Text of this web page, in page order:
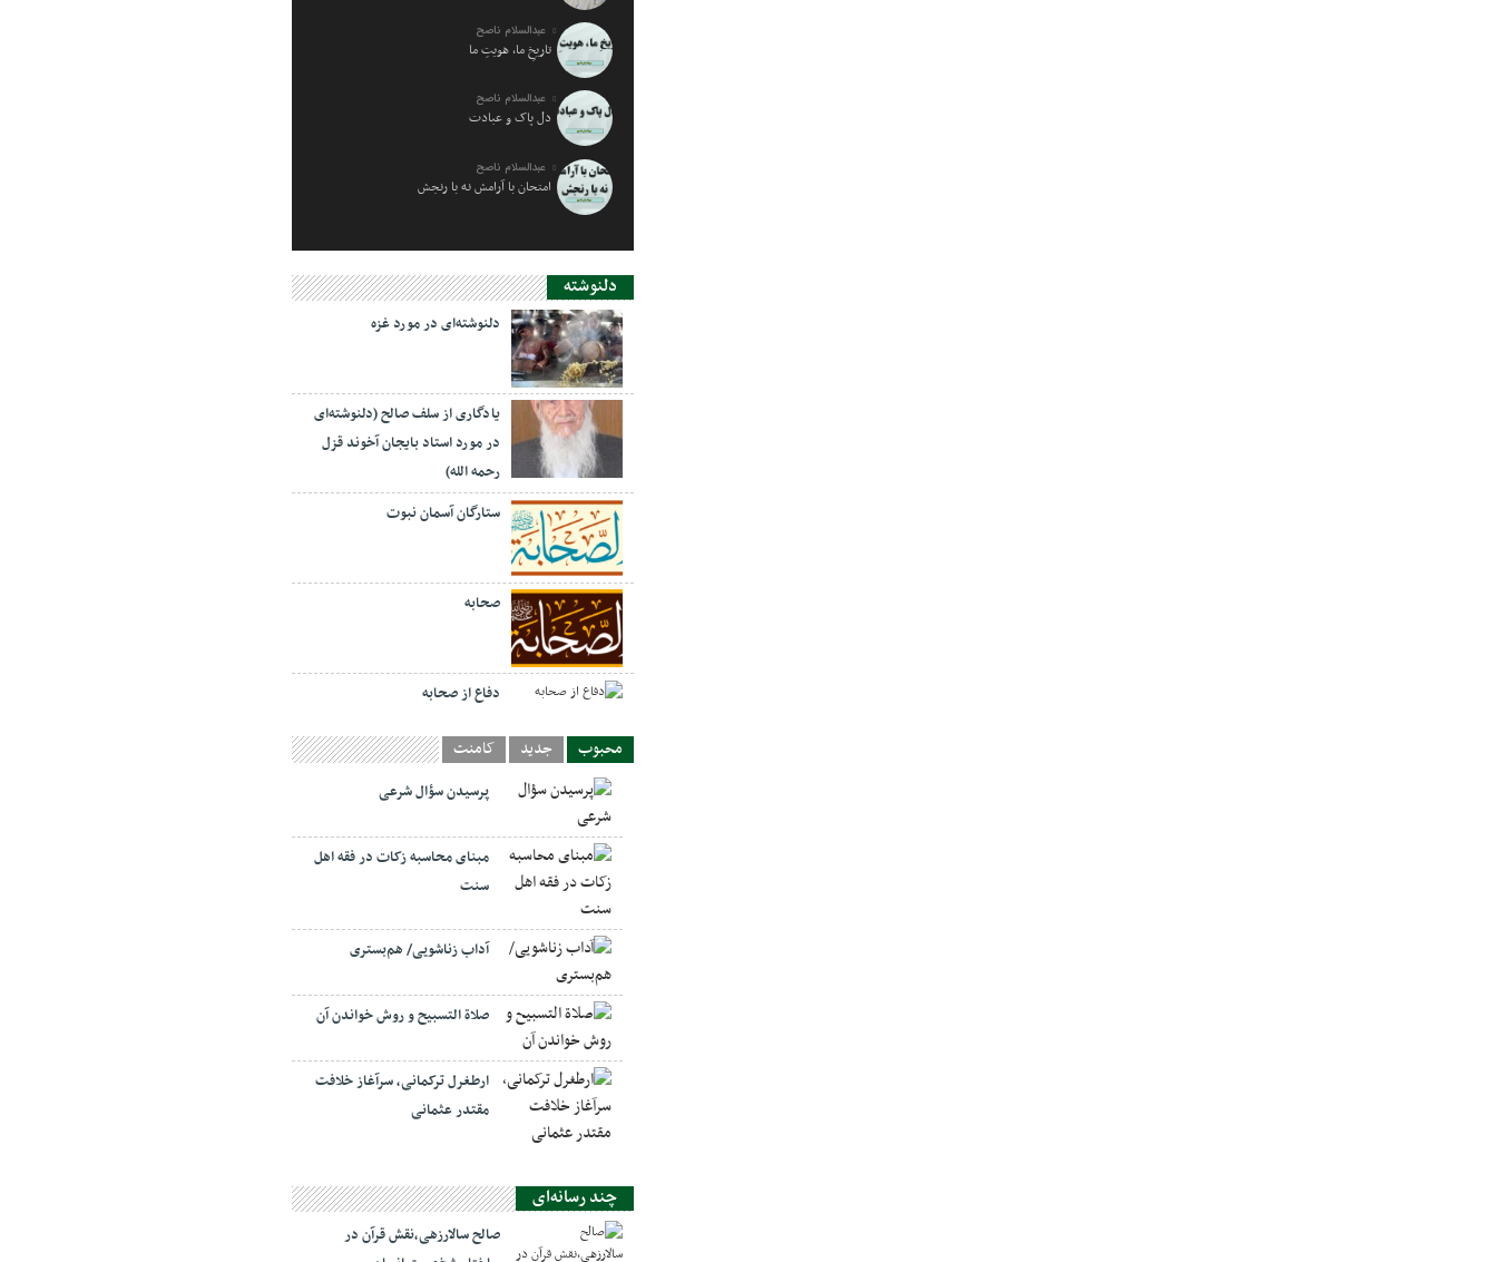
عبدالسلام ناصح
تاریخِ ما، هویتِ ما
عبدالسلام ناصح
دل پاک و عبادت
عبدالسلام ناصح
امتحان با آرامش نه با رنجش
دلنوشته
دلنوشته‌ای در مورد غزه
یادگاری از سلف صالح (دلنوشته‌ای
در مورد استاد بایجان آخوند قزل
رحمه الله)
ستارگان آسمان نبوت
صحابه
دفاع از صحابه
محبوب جدید کامنت
پرسیدن سؤال شرعی
مبنای محاسبه زکات در فقه اهل
سنت
آداب زناشویی/ هم‌بستری
صلاة التسبيح و روش خواندن آن
ارطغرل ترکمانی، سرآغاز خلافت
مقتدر عثمانی
چند رسانه‌ای
صالح سالارزهی،‌نقش قرآن در